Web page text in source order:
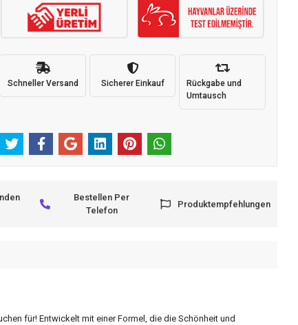
Schneller Versand Sicherer Einkauf
Rückgabe und
Umtausch
Bestellen Per
Telefon
Produktempfehlungen
für! Entwickelt mit einer Formel, die die Schönheit und